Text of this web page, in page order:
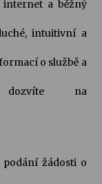
a běžný
intuitivní a
o službě a
dozvíte na
žádosti o